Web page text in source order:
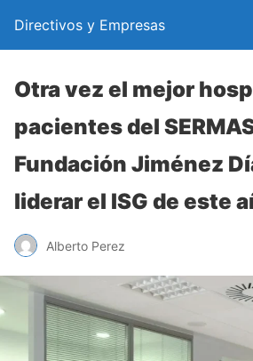
Directivos y Empresas
Otra vez el mejor
pacientes del
Fundación Jiménez
liderar el ISG de este
Alberto Perez